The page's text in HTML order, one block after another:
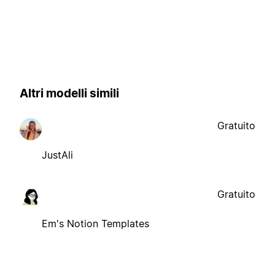
Altri modelli simili
JustAli
Gratuito
Em's Notion Templates
Gratuito